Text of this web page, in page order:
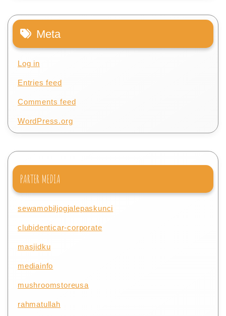
Meta
Log in
Entries feed
Comments feed
WordPress.org
PARTER MEDIA
sewamobiljogjalepaskunci
clubidenticar-corporate
masjidku
mediainfo
mushroomstoreusa
rahmatullah